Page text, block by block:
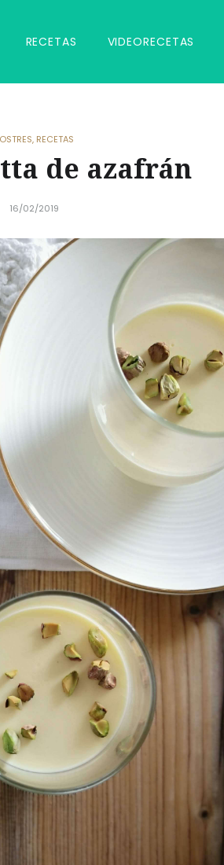
RECETAS VIDEORECETAS
, RECETAS
de azafrán
16/02/2019